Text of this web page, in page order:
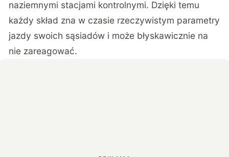
naziemnymi stacjami kontrolnymi. Dzięki temu
każdy skład zna w czasie rzeczywistym parametry
jazdy swoich sąsiadów i może błyskawicznie na
nie zareagować.